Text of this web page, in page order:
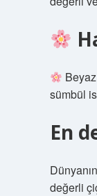
sümbül
En
değerli